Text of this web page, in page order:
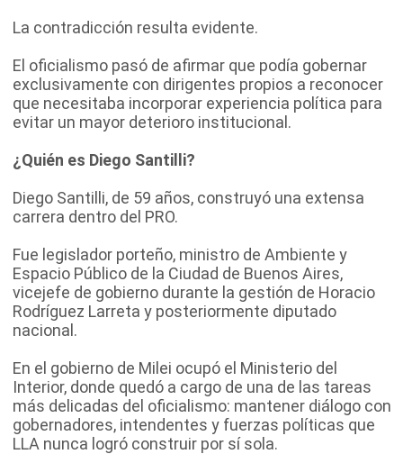
La contradicción resulta evidente.
El oficialismo pasó de afirmar que podía gobernar
exclusivamente con dirigentes propios a reconocer
que necesitaba incorporar experiencia política para
evitar un mayor deterioro institucional.
¿Quién es Diego Santilli?
Diego Santilli, de 59 años, construyó una extensa
carrera dentro del PRO.
Fue legislador porteño, ministro de Ambiente y
Espacio Público de la Ciudad de Buenos Aires,
vicejefe de gobierno durante la gestión de Horacio
Rodríguez Larreta y posteriormente diputado
nacional.
En el gobierno de Milei ocupó el Ministerio del
Interior, donde quedó a cargo de una de las tareas
más delicadas del oficialismo: mantener diálogo con
gobernadores, intendentes y fuerzas políticas que
LLA nunca logró construir por sí sola.